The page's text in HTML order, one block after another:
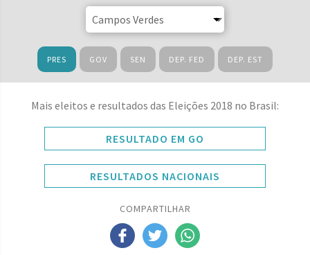
PRES GOV SEN DEP. FED DEP. EST
Mais eleitos e resultados das Eleições 2018 no Brasil:
RESULTADO EM GO
RESULTADOS NACIONAIS
COMPARTILHAR